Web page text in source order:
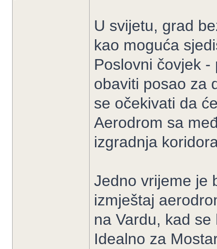
U svijetu, grad
kao moguća
Poslovni čovjek
obaviti posao za
se očekivati da
Aerodrom sa
izgradnja
Jedno vrijeme je
izmještaj
na Vardu, kad
Idealno za